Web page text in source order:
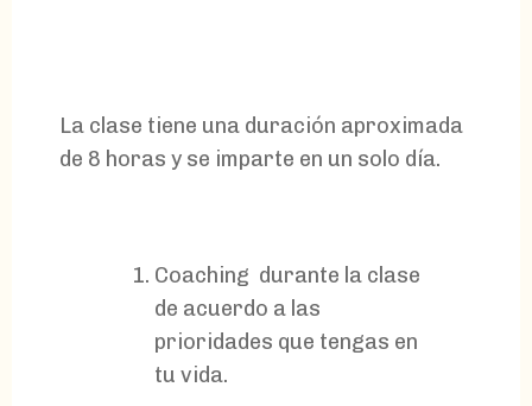
La clase tiene una duración aproximada
de 8 horas y se imparte en un solo día.
Coaching durante la clase
de acuerdo a las
prioridades que tengas en
tu vida.